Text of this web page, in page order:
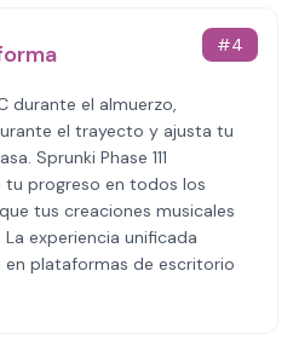
#4
durante el almuerzo,
el trayecto y ajusta tu
Sprunki Phase 111
progreso en todos los
tus creaciones musicales
experiencia unificada
plataformas de escritorio